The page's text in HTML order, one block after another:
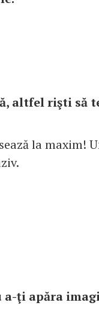
altfel rişti să
la maxim!
a-ţi apăra